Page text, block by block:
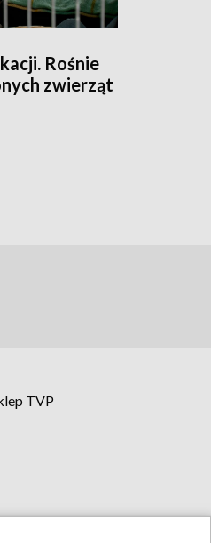
Rośnie
zwierząt
TVP